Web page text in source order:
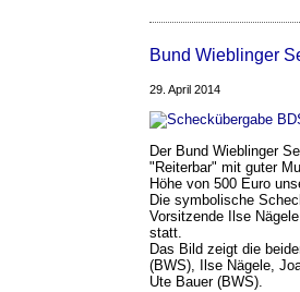
Bund Wieblinger
29. April 2014
Der Bund Wieblinger
"Reiterbar" mit guter
Höhe von 500 Euro
Die symbolische
Vorsitzende Ilse
statt.
Das Bild zeigt die
(BWS), Ilse Nägele,
Ute Bauer (BWS).